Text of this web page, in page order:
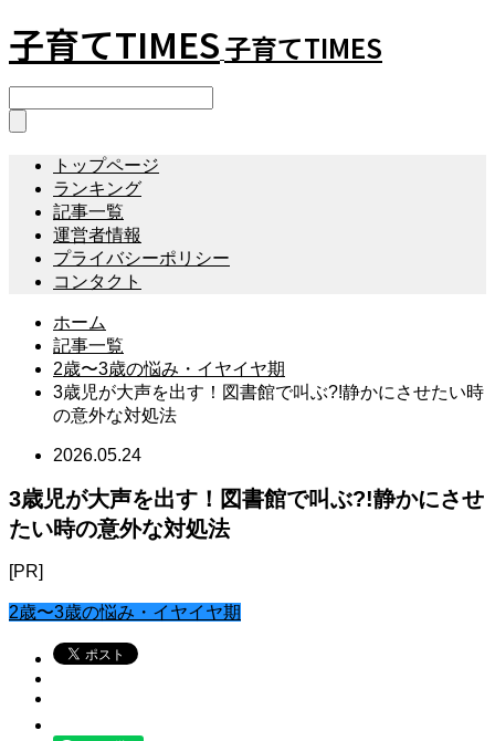
子育てTIMES子育てTIMES
トップページ
ランキング
記事一覧
運営者情報
プライバシーポリシー
コンタクト
ホーム
記事一覧
2歳〜3歳の悩み・イヤイヤ期
3歳児が大声を出す！図書館で叫ぶ?!静かにさせたい時
の意外な対処法
2026.05.24
3歳児が大声を出す！図書館で叫ぶ?!静かにさせ
たい時の意外な対処法
[PR]
2歳〜3歳の悩み・イヤイヤ期